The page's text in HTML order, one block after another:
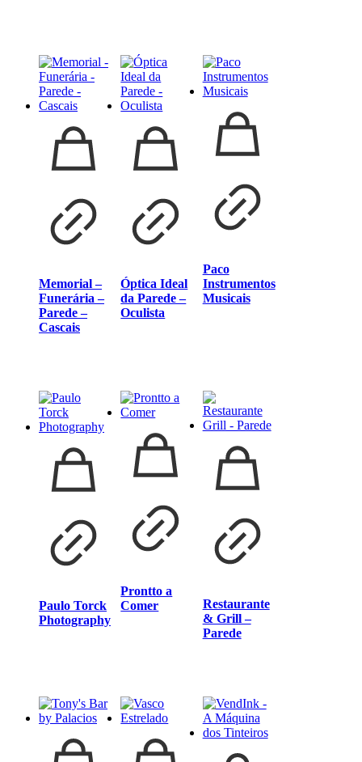
Memorial –
Funerária –
Parede –
Cascais
Óptica Ideal
da Parede –
Oculista
Paco
Instrumentos
Musicais
Paulo Torck
Photography
Prontto a
Comer
Restaurante
& Grill –
Parede